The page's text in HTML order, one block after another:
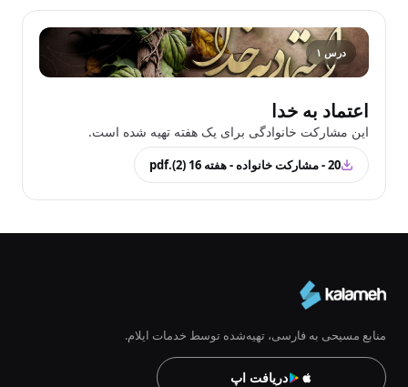
درس ۱
اعتماد به خدا
این مشارکت خانوادگی برای یک هفته تهیه شده است.
20 - مشارکت خانواده - هفته 16 (2).pdf
منابع مسیحی به فارسی، تهیه‌شده توسط خدمات ایلام.
دریافت اپ